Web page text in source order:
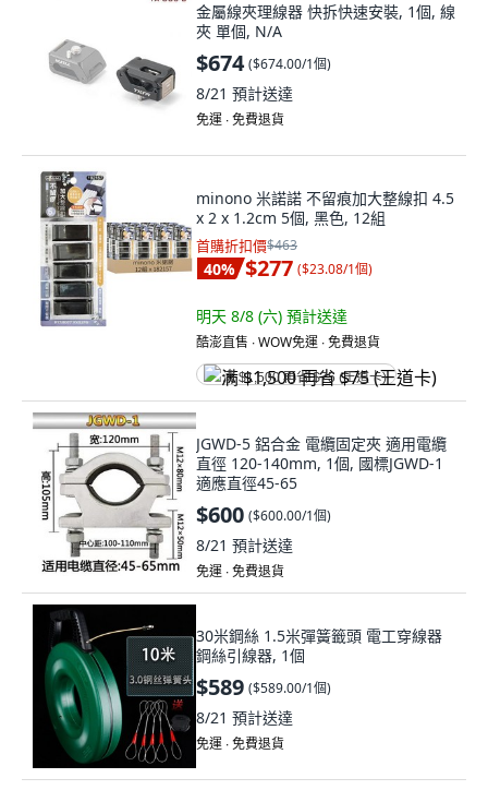
金屬線夾理線器 快拆快速安裝, 1個, 線
夾 單個, N/A
$674 ($674.00/1個)
8/21 預計送達
免運 ∙ 免費退貨
minono 米諾諾 不留痕加大整線扣 4.5
x 2 x 1.2cm 5個, 黑色, 12組
首購折扣價$463
40% $277 ($23.08/1個)
明天 8/8 (六) 預計送達
酷澎直售 ∙ WOW免運 ∙ 免費退貨
满 $1,500 再省 $75 (王道卡)
JGWD-5 鋁合金 電纜固定夾 適用電纜
直徑 120-140mm, 1個, 國標JGWD-1
適應直徑45-65
$600 ($600.00/1個)
8/21 預計送達
免運 ∙ 免費退貨
30米鋼絲 1.5米彈簧籤頭 電工穿線器
鋼絲引線器, 1個
$589 ($589.00/1個)
8/21 預計送達
免運 ∙ 免費退貨